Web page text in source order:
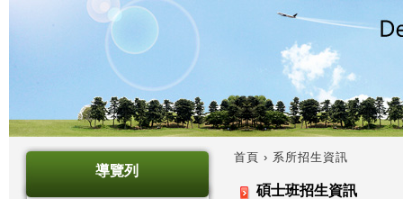
導覽列
您
首頁 › 系所招生資訊
碩士班招生資訊